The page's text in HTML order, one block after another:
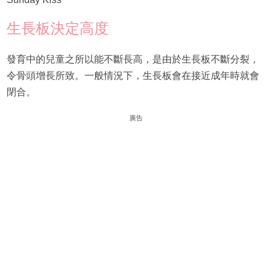
生長板決定高度
發育中的兒童之所以能不斷長高，是由於生長板不斷分裂，
令骨頭增長所致。一般情況下，生長板會在接近成年時就會
閉合。
廣告